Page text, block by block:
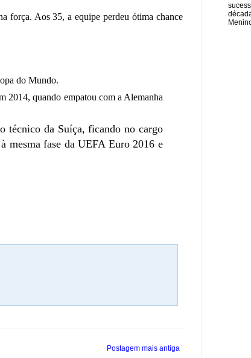
força. Aos 35, a equipe perdeu ótima chance
do Mundo.
2014, quando empatou com a Alemanha
técnico da Suíça, ficando no cargo
mesma fase da UEFA Euro 2016 e
Postagem mais antiga